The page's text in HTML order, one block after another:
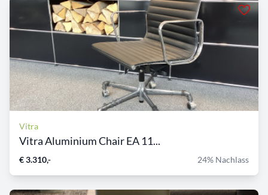
Vitra
Vitra Aluminium Chair EA 11...
€ 3.310,- 24% Nachlass